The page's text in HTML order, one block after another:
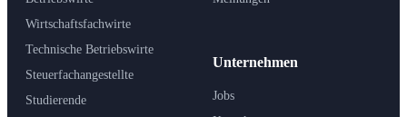
Wirtschaftsfachwirte
Technische Betriebswirte
Steuerfachangestellte
Studierende
Unternehmen
Jobs